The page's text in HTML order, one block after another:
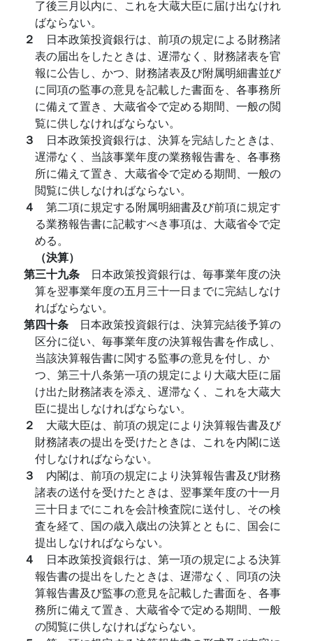
了後三月以内に、これを大蔵大臣に届け出なけれ
ばならない。
２ 日本政策投資銀行は、前項の規定による財務諸
表の届出をしたときは、遅滞なく、財務諸表を官
報に公告し、かつ、財務諸表及び附属明細書並び
に同項の監事の意見を記載した書面を、各事務所
に備えて置き、大蔵省令で定める期間、一般の閲
覧に供しなければならない。
３ 日本政策投資銀行は、決算を完結したときは、
遅滞なく、当該事業年度の業務報告書を、各事務
所に備えて置き、大蔵省令で定める期間、一般の
閲覧に供しなければならない。
４ 第二項に規定する附属明細書及び前項に規定す
る業務報告書に記載すべき事項は、大蔵省令で定
める。
（決算）
第三十九条 日本政策投資銀行は、毎事業年度の決
算を翌事業年度の五月三十一日までに完結しなけ
ればならない。
第四十条 日本政策投資銀行は、決算完結後予算の
区分に従い、毎事業年度の決算報告書を作成し、
当該決算報告書に関する監事の意見を付し、か
つ、第三十八条第一項の規定により大蔵大臣に届
け出た財務諸表を添え、遅滞なく、これを大蔵大
臣に提出しなければならない。
２ 大蔵大臣は、前項の規定により決算報告書及び
財務諸表の提出を受けたときは、これを内閣に送
付しなければならない。
３ 内閣は、前項の規定により決算報告書及び財務
諸表の送付を受けたときは、翌事業年度の十一月
三十日までにこれを会計検査院に送付し、その検
査を経て、国の歳入歳出の決算とともに、国会に
提出しなければならない。
４ 日本政策投資銀行は、第一項の規定による決算
報告書の提出をしたときは、遅滞なく、同項の決
算報告書及び監事の意見を記載した書面を、各事
務所に備えて置き、大蔵省令で定める期間、一般
の閲覧に供しなければならない。